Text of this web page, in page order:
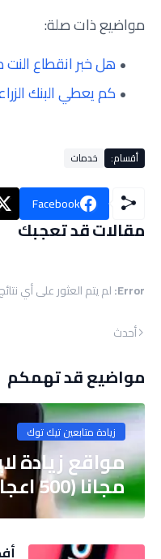
مواضيع ذات صلة:
هل خبر انقطاع
كم يعطي البنك
أقسام: خدمات
Facebook
مقالات قد تعجبك
Error: لم يتم العثور على أي نتائج
أحدث
مواضيع قد تهمكم
زيادة متابعين تيك توك
مواقع زيادة
مجانا (500 اعجاب لكل فيديو)